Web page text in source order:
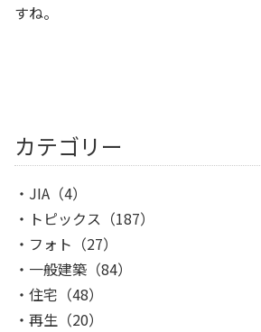
すね。
カテゴリー
JIA （4）
トピックス （187）
フォト （27）
一般建築 （84）
住宅 （48）
再生 （20）